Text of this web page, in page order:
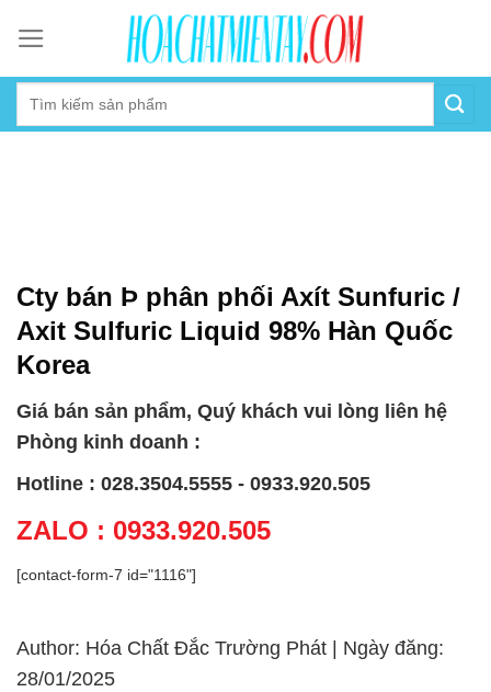
content
Cty bán Þ phân phối Axít Sunfuric /
Axit Sulfuric Liquid 98% Hàn Quốc
Korea
Giá bán sản phẩm, Quý khách vui lòng liên hệ
Phòng kinh doanh :
Hotline : 028.3504.5555 - 0933.920.505
ZALO : 0933.920.505
[contact-form-7 id="1116"]
Author: Hóa Chất Đắc Trường Phát | Ngày đăng:
28/01/2025